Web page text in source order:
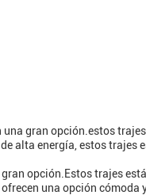
gran opción.estos
alta energía, estos
opción.Estos trajes
una opción cómoda